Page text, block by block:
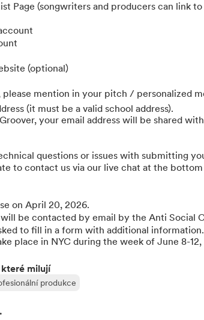
Page (songwriters and producers can link to
(optional)
mention in your pitch / personalized
(it must be a valid school address).
your email address will be shared
questions or issues with submitting
to contact us via our live chat at the
on April 20, 2026.
will be contacted by email by the Anti Social
to fill in a form with additional information.
place in NYC during the week of June 8-12,
milují
produkce